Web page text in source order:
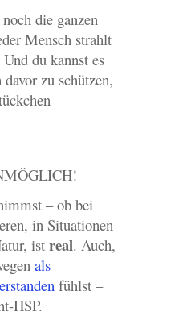
die ganzen
Mensch strahlt
du kannst es
zu schützen,
– ob bei
in Situationen
istreal. Auch,
als
fühlst –
HSP.